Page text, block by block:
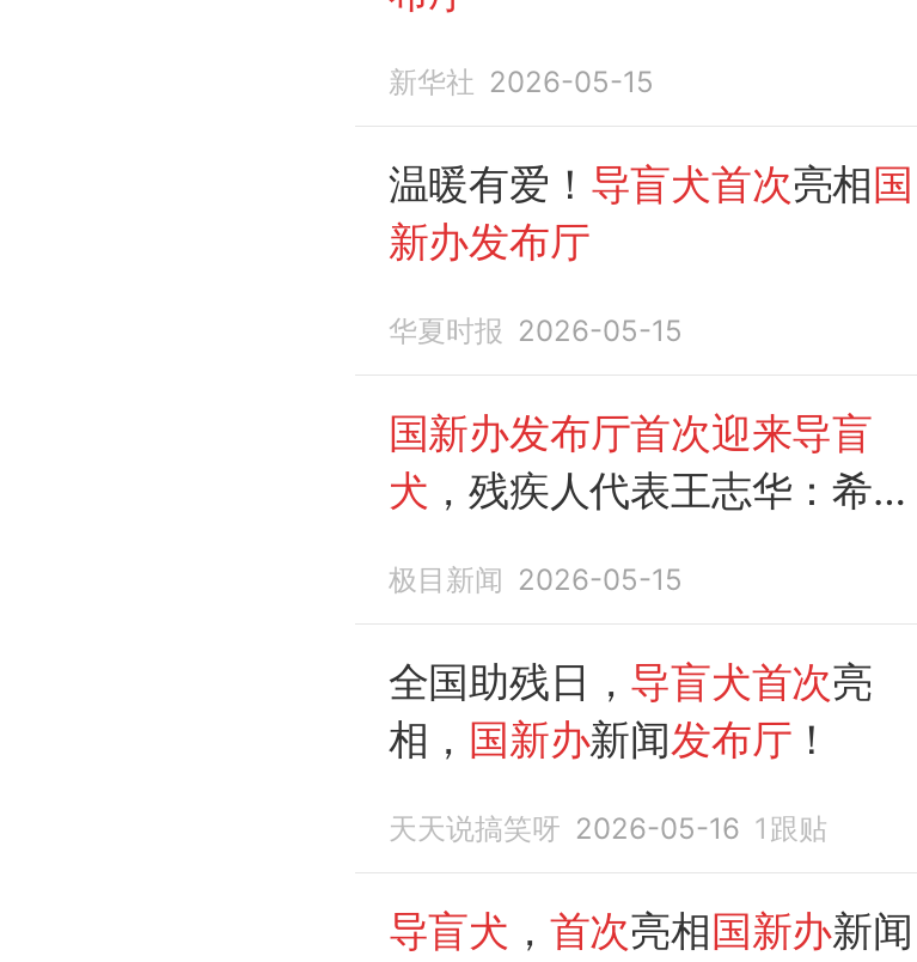
新华社 2026-05-15
温暖有爱！ 导盲犬首次亮相国
新办发布厅
华夏时报 2026-05-15
国新办发布厅首次迎来导盲
犬 ，残疾人代表王志华：希望
助盲人畅行
极目新闻 2026-05-15
全国助残日， 导盲犬首次亮
相， 国新办新闻发布厅 ！
天天说搞笑呀 2026-05-16 1 跟贴
导盲犬 ， 首次亮相国新办新闻